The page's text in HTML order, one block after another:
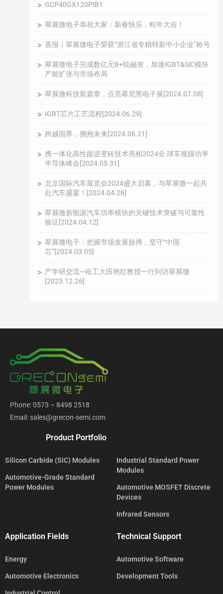
GCP40GX120PIB1
翠展微电子恭祝大家：新春快乐，蛇年大吉！
喜报｜翠展微电子荣获“浙江省专精特新中小企业”称号
翠展微电子完成数亿元B+轮融资，加速IGBT&SiC模块
产能扩张与市场布局
翠展微科技新篇章，点亮慕尼黑电子展[2024.07.08]
IGBT芯片工艺流程[2024.06.29]
跨越国界，拥抱未来[2024.06.21]
携一体化高性能逆变砖技术亮相2024全 球车规级功率
半导体峰会[2024.05.31]
北京国际汽车展览会2024盛大启幕，与翠展微一起共
赴汽车盛宴！[2024.04.26]
翠展微新能源汽车功率模块的关键技术突破与可靠性
验证[2024.04.12]
翠展微电子：把握市场发展脉搏，坚守“中国
芯”[2024.03.05]
产学研交流—哈工大田艳红教授一行到访翠展微
[2023.12.26]
Phone: 0573 – 8498 2518
Email: sales@grecon-semi.com
Product Portfolio
Silicon Carbide (SiC) Modules
Automotive-Grade Standard
Power Modules
Industrial Standard Power
Modules
Automotive MOSFET Discrete
Devices
Infrared Sensors
Application Fields
Energy
Automotive Electronics
Technical Support
Automotive Software
Development Tools